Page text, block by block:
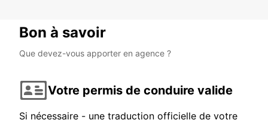
Bon à savoir
Que devez-vous apporter en agence ?
Votre permis de conduire valide
Si nécessaire - une traduction officielle de votre